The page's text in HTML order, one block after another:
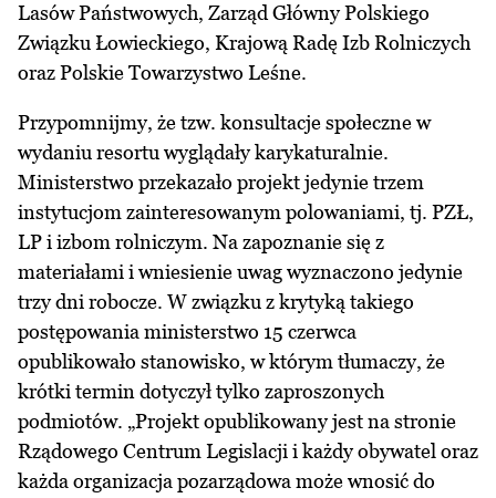
Lasów Państwowych, Zarząd Główny Polskiego
Związku Łowieckiego, Krajową Radę Izb Rolniczych
oraz Polskie Towarzystwo Leśne.
Przypomnijmy, że tzw. konsultacje społeczne w
wydaniu resortu wyglądały karykaturalnie.
Ministerstwo przekazało projekt jedynie trzem
instytucjom zainteresowanym polowaniami, tj. PZŁ,
LP i izbom rolniczym. Na zapoznanie się z
materiałami i wniesienie uwag wyznaczono jedynie
trzy dni robocze. W związku z krytyką takiego
postępowania ministerstwo 15 czerwca
opublikowało stanowisko, w którym tłumaczy, że
krótki termin dotyczył tylko zaproszonych
podmiotów. „Projekt opublikowany jest na stronie
Rządowego Centrum Legislacji i każdy obywatel oraz
każda organizacja pozarządowa może wnosić do